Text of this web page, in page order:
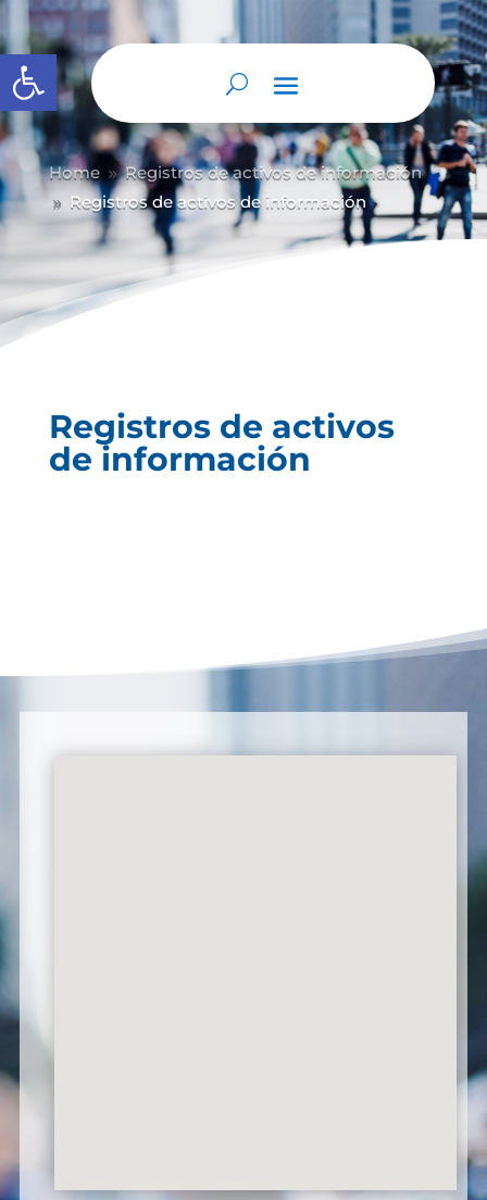
Abrir barra de herramientas
Home 9 Registros de activos de información
9 Registros de activos de información
Registros de activos
de información